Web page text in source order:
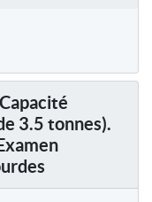
3.5 tonnes).